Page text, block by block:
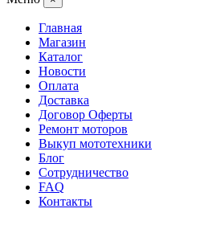
Главная
Магазин
Каталог
Новости
Оплата
Доставка
Договор Оферты
Ремонт моторов
Выкуп мототехники
Блог
Сотрудничество
FAQ
Контакты